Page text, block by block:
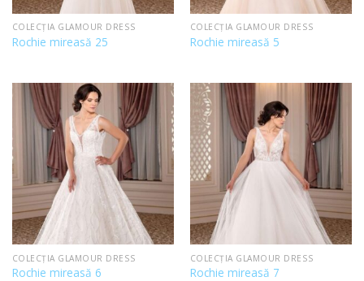
COLECȚIA GLAMOUR DRESS
Rochie mireasă 25
COLECȚIA GLAMOUR DRESS
Rochie mireasă 5
COLECȚIA GLAMOUR DRESS
Rochie mireasă 6
COLECȚIA GLAMOUR DRESS
Rochie mireasă 7